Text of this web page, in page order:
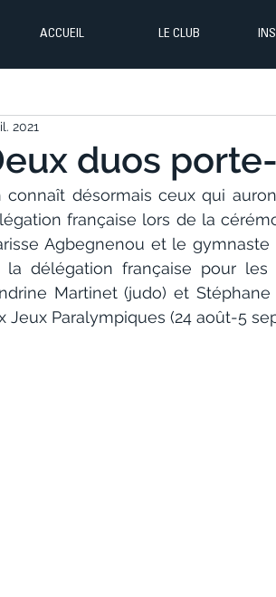
ACCUEIL LE CLUB
duos
2021
connaît désormais ceux qui
française lors de la
Agbegnenou et le
la délégation française pour les
Martinet (judo) et
Jeux Paralympiques (24 août-5